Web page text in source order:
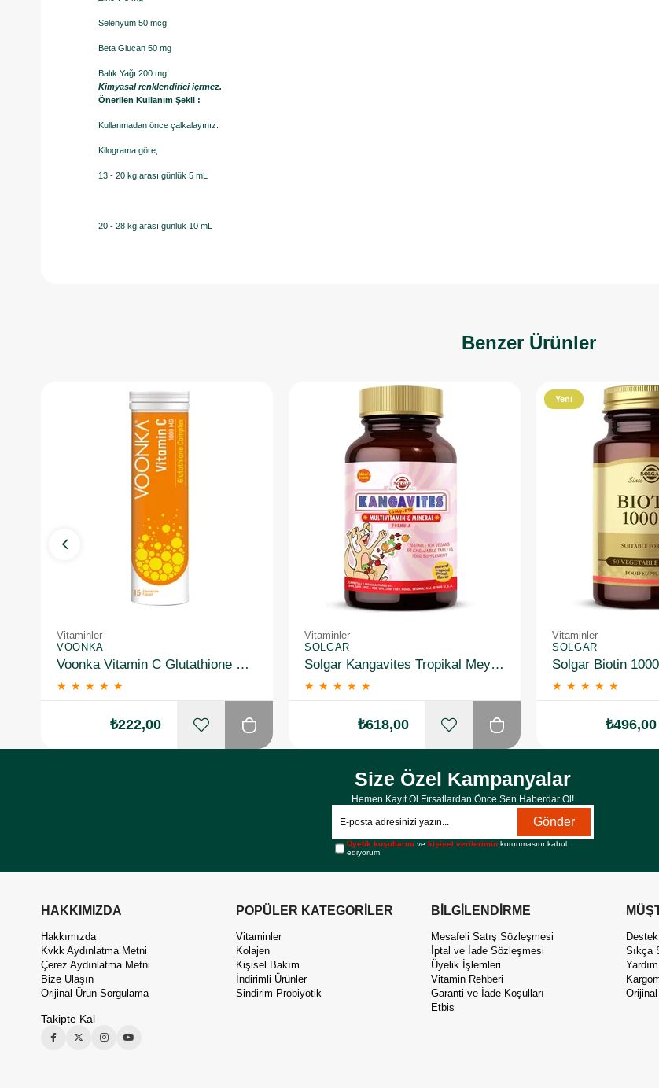
Selenyum 50 mcg
Beta Glucan 50 mg
Balık Yağı 200 mg
Kimyasal renklendirici içrmez.
Önerilen Kullanım Şekli :
Kullanmadan önce çalkalayınız.
Kilograma göre;
13 - 20 kg arası günlük 5 mL
20 - 28 kg arası günlük 10 mL
Benzer Ürünler
Vitaminler
VOONKA
Voonka Vitamin C Glutathione Complex Efervesan 15 Tablet
★ ★ ★ ★ ★
₺222,00
Vitaminler
SOLGAR
Solgar Kangavites Tropikal Meyve Aromalı 60 Tablet
★ ★ ★ ★ ★
₺618,00
Vitaminler
SOLGAR
Solgar Biotin
★ ★ ★ ★ ★
Yeni
₺496,00
Size Özel Kampanyalar
Hemen Kayıt Ol Fırsatlardan Önce Sen Haberdar Ol!
Gönder
Üyelik koşullarını vekişisel verilerimin korunmasını kabul
ediyorum.
HAKKIMIZDA
Hakkımızda
Kvkk Aydınlatma Metni
Çerez Aydınlatma Metni
Bize Ulaşın
Orijinal Ürün Sorgulama
Takipte Kal
POPÜLER KATEGORİLER
Vitaminler
Kolajen
Kişisel Bakım
İndirimli Ürünler
Sindirim Probiyotik
BİLGİLENDİRME
Mesafeli Satış Sözleşmesi
İptal ve İade Sözleşmesi
Üyelik İşlemleri
Vitamin Rehberi
Garanti ve İade Koşulları
Etbis
Sıkça
Yardım